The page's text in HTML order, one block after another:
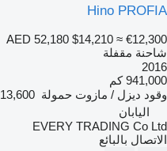
Hino PROFIA
AED 52,180 $14,210 ≈ €12,300
شاحنة مقفلة
2016
941,000 كم
وقود ديزل / مازوت حمولة 13,600 كجم
اليابان
EVERY TRADING Co Ltd
الاتصال بالبائع